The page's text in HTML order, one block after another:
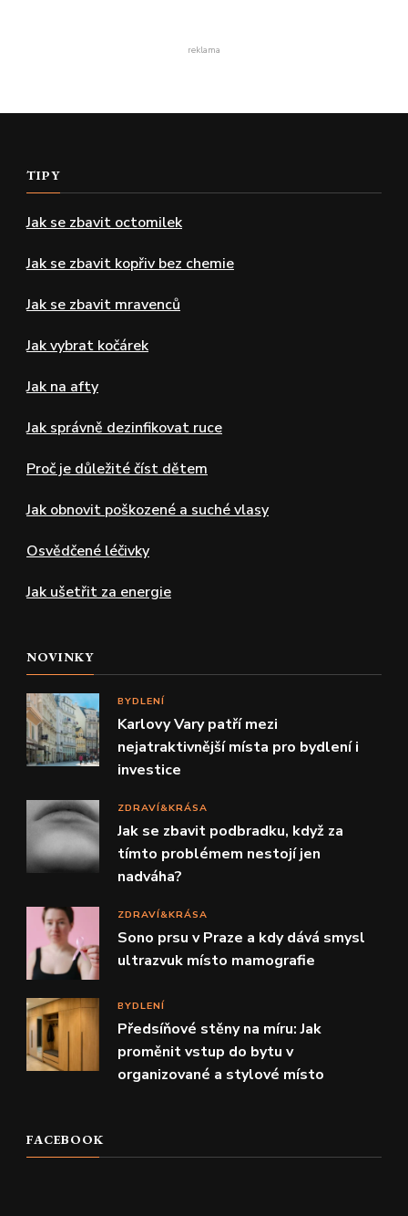
reklama
TIPY
Jak se zbavit octomilek
Jak se zbavit kopřiv bez chemie
Jak se zbavit mravenců
Jak vybrat kočárek
Jak na afty
Jak správně dezinfikovat ruce
Proč je důležité číst dětem
Jak obnovit poškozené a suché vlasy
Osvědčené léčivky
Jak ušetřit za energie
NOVINKY
BYDLENÍ
Karlovy Vary patří mezi
nejatraktivnější místa pro bydlení i
investice
ZDRAVÍ&KRÁSA
Jak se zbavit podbradku, když za
tímto problémem nestojí jen
nadváha?
ZDRAVÍ&KRÁSA
Sono prsu v Praze a kdy dává smysl
ultrazvuk místo mamografie
BYDLENÍ
Předsíňové stěny na míru: Jak
proměnit vstup do bytu v
organizované a stylové místo
FACEBOOK